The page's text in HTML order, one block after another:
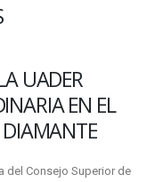
UADER
EN EL
DIAMANTE
del Consejo Superior de